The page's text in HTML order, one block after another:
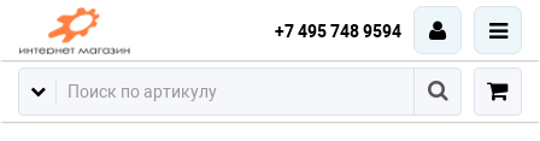
+7 495 748 9594